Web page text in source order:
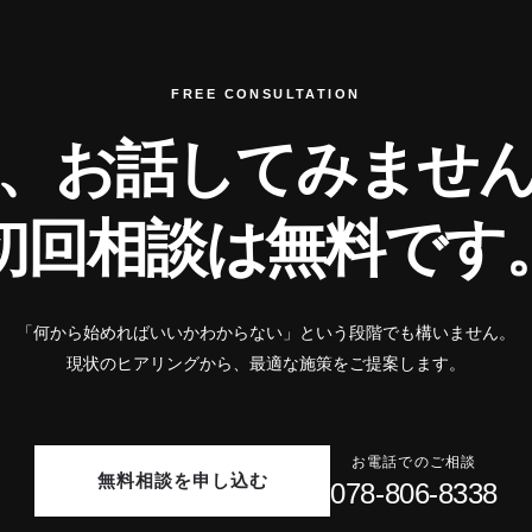
FREE CONSULTATION
お話してみません
回相談は無料です。
「何から始めればいいかわからない」という段階でも構いません。
現状のヒアリングから、最適な施策をご提案します。
無料相談を申し込む
お電話でのご相談
078-806-8338